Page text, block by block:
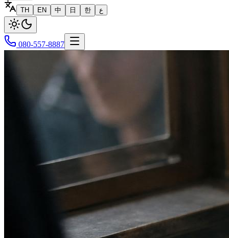
TH
EN 中 日 한 ع
080-557-8887